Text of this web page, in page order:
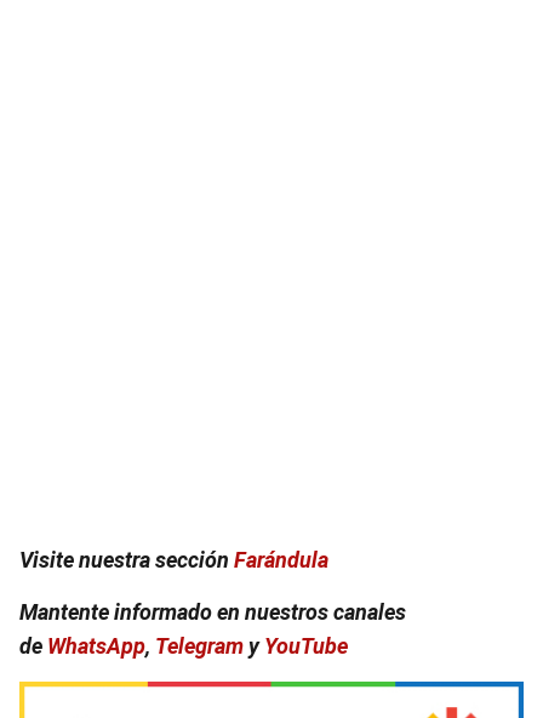
Visite nuestra sección Farándula
Mantente informado en nuestros canales
de WhatsApp, TelegramyYouTube